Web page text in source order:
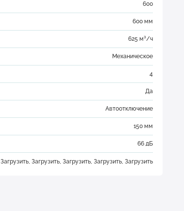
600
600 мм
625 м³/ч
Механическое
4
Да
Автоотключение
150 мм
66 дБ
Загрузить, Загрузить, Загрузить, Загрузить, Загрузить